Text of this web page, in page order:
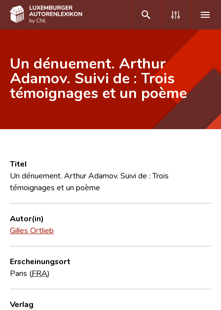
DE FR
Home
Erweiterte Suche
CNL
Forschungsgruppe
Un dénuement. Arthur
Adamov. Suivi de : Trois
témoignages et un poème
Titel
Un dénuement. Arthur Adamov. Suivi de : Trois
témoignages et un poème
Autor(in)
Gilles Ortlieb
Erscheinungsort
Paris (FRA)
Verlag